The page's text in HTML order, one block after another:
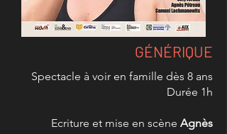
GÉNÉRIQUE
Spectacle à voir en famille dès 8 ans
Durée 1h
Ecriture et mise en scène Agnès